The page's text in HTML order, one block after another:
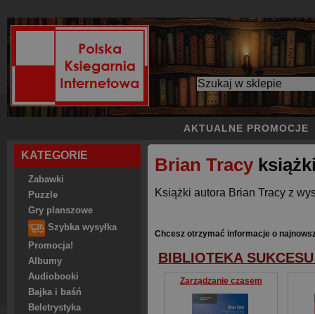
AKTUALNE PROMOCJE
KATEGORIE
Zabawki
Puzzle
Gry planszowe
Szybka wysyłka
Promocja!
Albumy
Audiobooki
Bajka i baśń
Beletrystyka
Brian Tracy
Książki autora Brian Tracy z
Chcesz otrzymać informacje o
BIBLIOTEKA
Zarządzanie czasem